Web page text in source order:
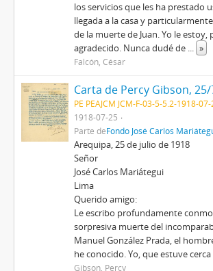
los servicios que les ha prestado
llegada a la casa y
de la muerte de Juan. Yo le
agradecido. Nunca dudé de ... »
Falcón, César
Carta de Percy Gibson,
PE PEAJCM JCM-F-03-5-5.2-1918-
1918-07-25
Parte deFondo José Carlos
Arequipa, 25 de julio de 1918
Señor
José Carlos Mariátegui
Lima
Querido amigo:
Le escribo profundamente
sorpresiva muerte del
Manuel González Prada, el
he conocido. Yo, que estuve
Gibson, Percy